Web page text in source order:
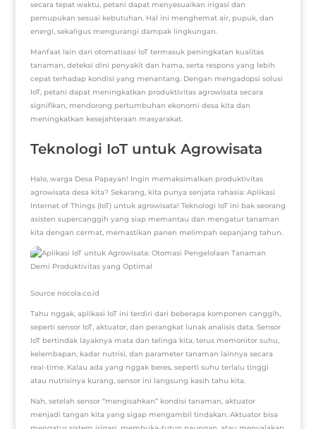
secara tepat waktu, petani dapat menyesuaikan irigasi dan
pemupukan sesuai kebutuhan. Hal ini menghemat air, pupuk, dan
energi, sekaligus mengurangi dampak lingkungan.
Manfaat lain dari otomatisasi IoT termasuk peningkatan kualitas
tanaman, deteksi dini penyakit dan hama, serta respons yang lebih
cepat terhadap kondisi yang menantang. Dengan mengadopsi solusi
IoT, petani dapat meningkatkan produktivitas agrowisata secara
signifikan, mendorong pertumbuhan ekonomi desa kita dan
meningkatkan kesejahteraan masyarakat.
Teknologi IoT untuk Agrowisata
Halo, warga Desa Papayan! Ingin memaksimalkan produktivitas
agrowisata desa kita? Sekarang, kita punya senjata rahasia: Aplikasi
Internet of Things (IoT) untuk agrowisata! Teknologi IoT ini bak seorang
asisten supercanggih yang siap memantau dan mengatur tanaman
kita dengan cermat, memastikan panen melimpah sepanjang tahun.
Source nocola.co.id
Tahu nggak, aplikasi IoT ini terdiri dari beberapa komponen canggih,
seperti sensor IoT, aktuator, dan perangkat lunak analisis data. Sensor
IoT bertindak layaknya mata dan telinga kita, terus memonitor suhu,
kelembapan, kadar nutrisi, dan parameter tanaman lainnya secara
real-time. Kalau ada yang nggak beres, seperti suhu terlalu tinggi
atau nutrisinya kurang, sensor ini langsung kasih tahu kita.
Nah, setelah sensor “mengisahkan” kondisi tanaman, aktuator
menjadi tangan kita yang sigap mengambil tindakan. Aktuator bisa